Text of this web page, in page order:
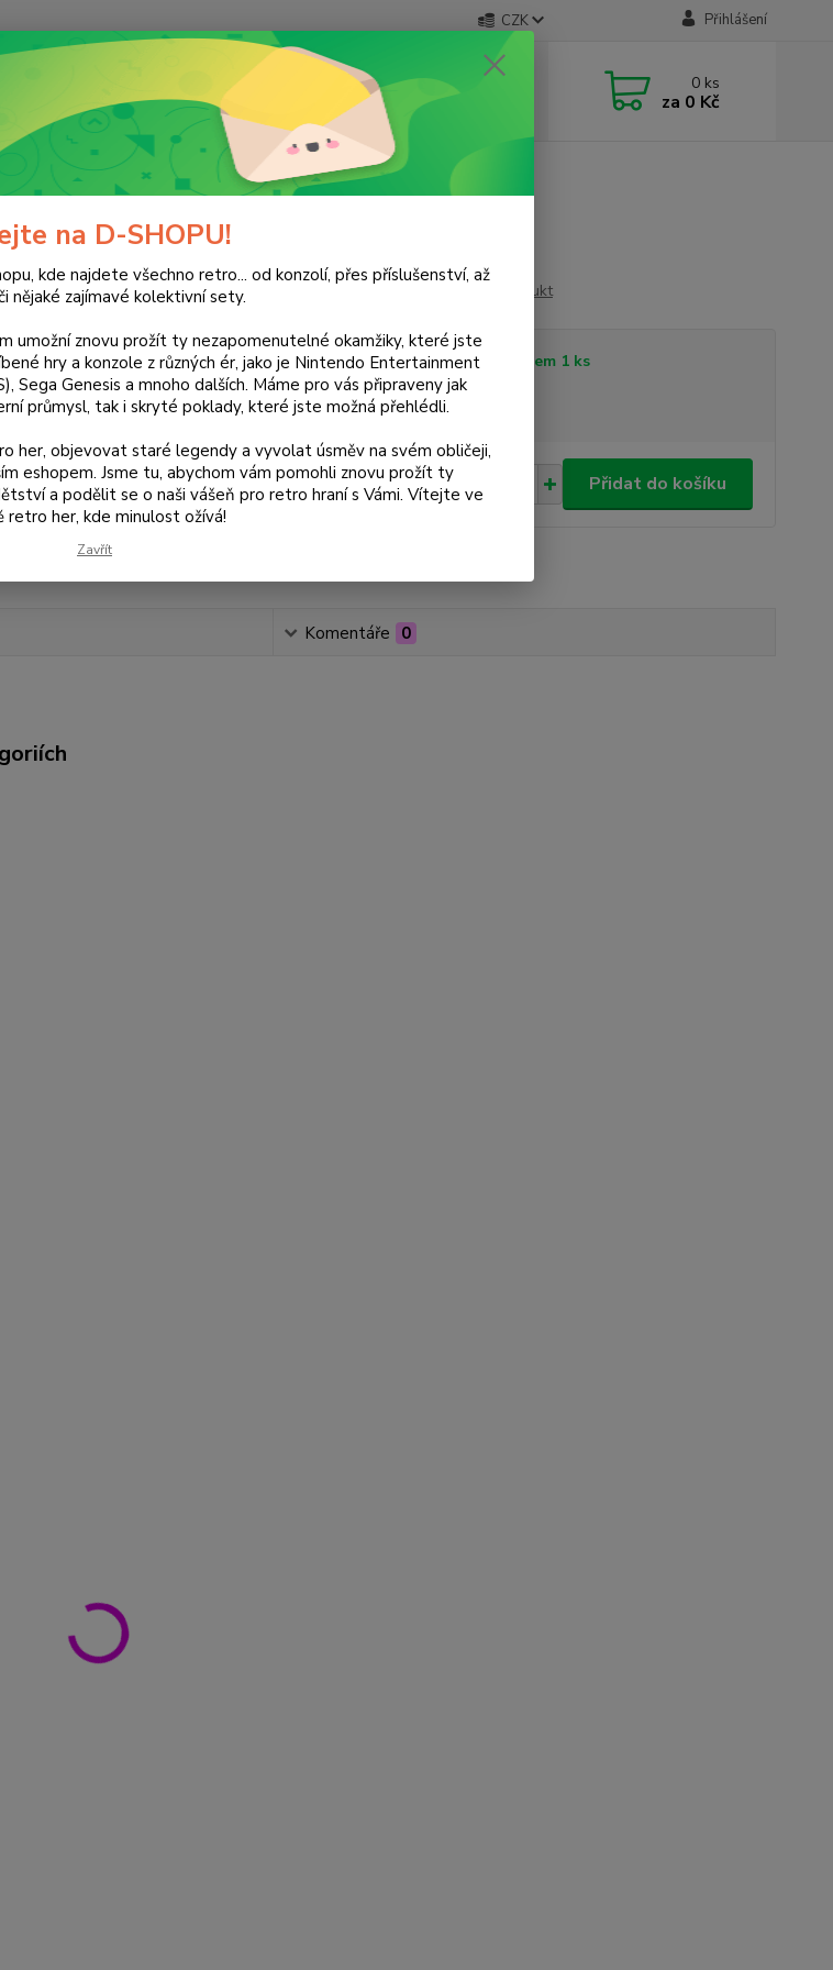
CZK Přihlášení
Nevíte si rady? Zavolejte.
+420 733 751 266
(Po-Pá, 15:00-20:00 hod.)
0 ks
za 0 Kč
Civilizations at War
at War
Ohodnotit produkt
Dostupnost Skladem 1 ks
Nejsme plátci DPH
160 Kč/ks Přidat do košíku
Komentáře 0
na D-SHOPU!
kde najdete všechno retro... od konzolí, přes příslušenství, až
nějaké zajímavé kolektivní sety.
umožní znovu prožít ty nezapomenutelné okamžiky, které jste
hry a konzole z různých ér, jako je Nintendo Entertainment
Sega Genesis a mnoho dalších. Máme pro vás připraveny jak
průmysl, tak i skryté poklady, které jste možná přehlédli.
her, objevovat staré legendy a vyvolat úsměv na svém obličeji,
eshopem. Jsme tu, abychom vám pomohli znovu prožít ty
a podělit se o naši vášeň pro retro hraní s Vámi. Vítejte ve
retro her, kde minulost ožívá!
Zavřít